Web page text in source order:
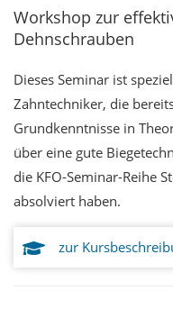
Workshop zur
Dehnschrauben
Dieses Seminar ist
Zahntechniker, die
Grundkenntnisse in
über eine gute
die KFO-Seminar-Reihe
absolviert haben.
zur